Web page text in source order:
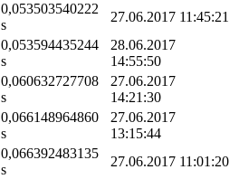
0,053503540222
s
27.06.2017 11:45:21
0,053594435244
s
28.06.2017
14:55:50
0,060632727708
s
27.06.2017
14:21:30
0,066148964860
s
27.06.2017
13:15:44
0,066392483135
s
27.06.2017 11:01:20